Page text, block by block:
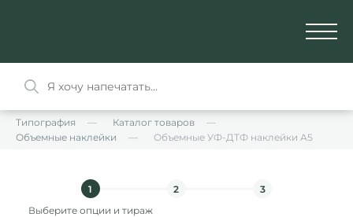
Типография
Каталог товаров
Объемные наклейки
Объемные УФ-ДТФ наклейки А5
1
Выберите опции и тираж
2 3